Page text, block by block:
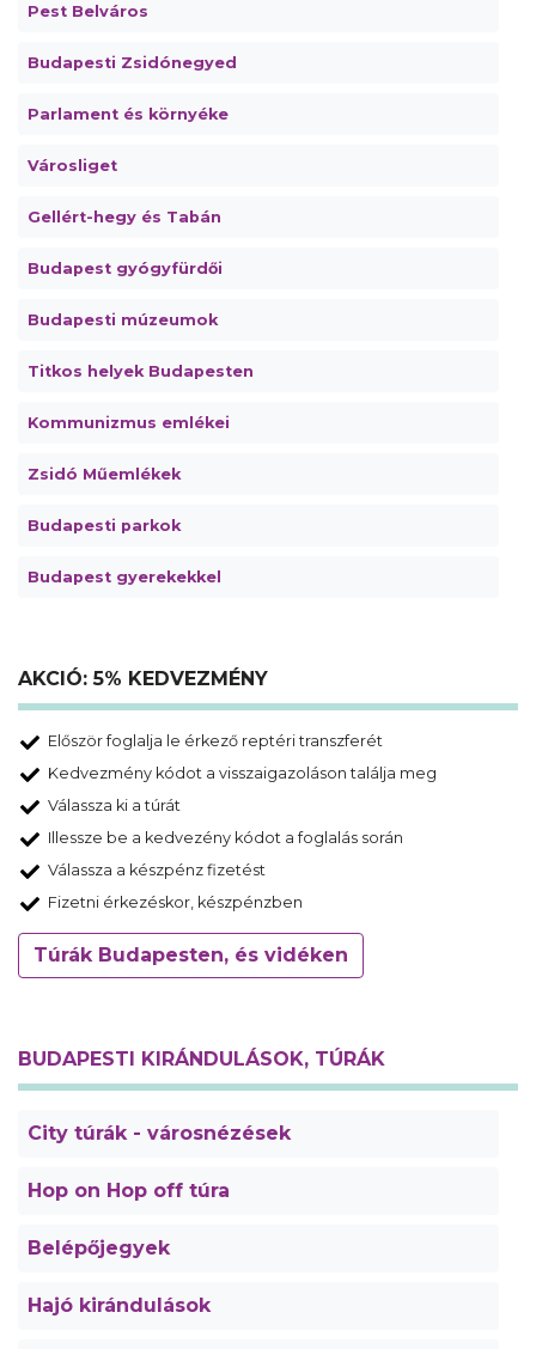
Pest Belváros
Budapesti Zsidónegyed
Parlament és környéke
Városliget
Gellért-hegy és Tabán
Budapest gyógyfürdői
Budapesti múzeumok
Titkos helyek Budapesten
Kommunizmus emlékei
Zsidó Műemlékek
Budapesti parkok
Budapest gyerekekkel
AKCIÓ: 5% KEDVEZMÉNY
Először foglalja le érkező reptéri transzferét
Kedvezmény kódot a visszaigazoláson találja meg
Válassza ki a túrát
Illessze be a kedvezény kódot a foglalás során
Válassza a készpénz fizetést
Fizetni érkezéskor, készpénzben
Túrák Budapesten, és vidéken
BUDAPESTI KIRÁNDULÁSOK, TÚRÁK
City túrák - városnézések
Hop on Hop off túra
Belépőjegyek
Hajó kirándulások